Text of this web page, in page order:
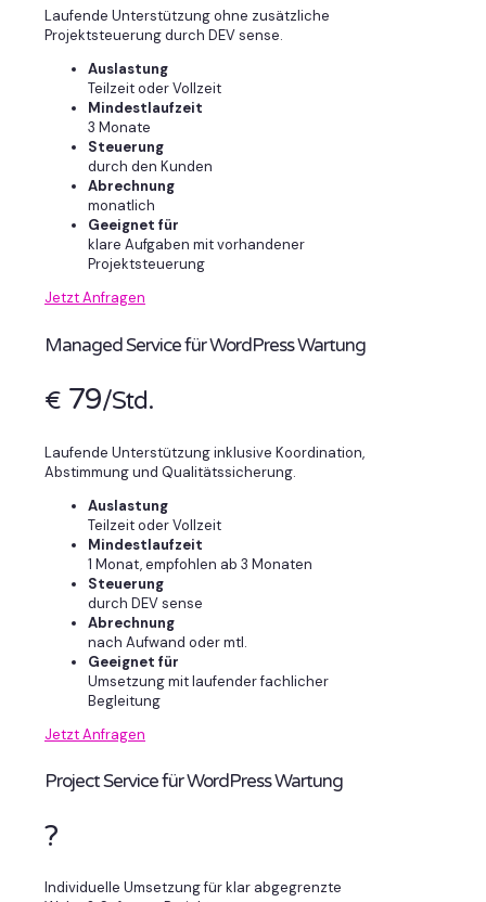
Laufende Unterstützung ohne zusätzliche
Projektsteuerung durch DEV sense.
Auslastung
Teilzeit oder Vollzeit
Mindestlaufzeit
3 Monate
Steuerung
durch den Kunden
Abrechnung
monatlich
Geeignet für
klare Aufgaben mit vorhandener
Projektsteuerung
Jetzt Anfragen
Managed Service für WordPress Wartung
€ 79/Std.
Laufende Unterstützung inklusive Koordination,
Abstimmung und Qualitätssicherung.
Auslastung
Teilzeit oder Vollzeit
Mindestlaufzeit
1 Monat, empfohlen ab 3 Monaten
Steuerung
durch DEV sense
Abrechnung
nach Aufwand oder mtl.
Geeignet für
Umsetzung mit laufender fachlicher
Begleitung
Jetzt Anfragen
Project Service für WordPress Wartung
?
Individuelle Umsetzung für klar abgegrenzte